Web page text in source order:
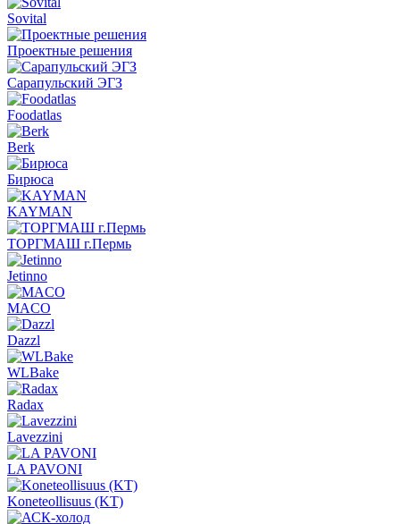
Sovital
Проектные решения
Сарапульский ЭГЗ
Foodatlas
Berk
Бирюса
KAYMAN
ТОРГМАШ г.Пермь
Jetinno
MACO
Dazzl
WLBake
Radax
Lavezzini
LA PAVONI
Koneteollisuus (KT)